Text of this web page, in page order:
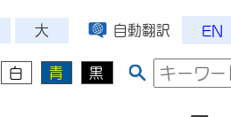
大 自動翻訳 EN
白 青 黒